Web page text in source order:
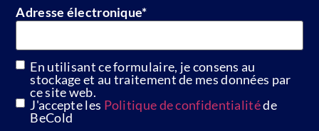
Adresse électronique*
GDPR
En utilisant ce formulaire, je consens au
stockage et au traitement de mes données par
ce site web.
J'accepte les Politique de confidentialitéde
BeCold